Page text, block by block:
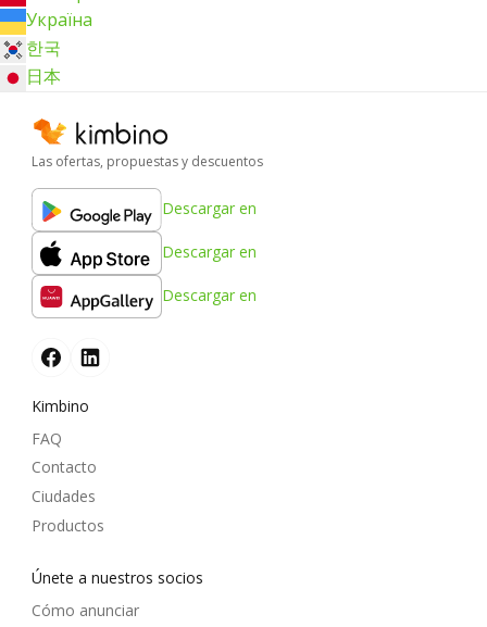
Україна
한국
日本
Las ofertas, propuestas y descuentos
Descargar en
Descargar en
Descargar en
Kimbino
FAQ
Contacto
Ciudades
Productos
Únete a nuestros socios
Cómo anunciar